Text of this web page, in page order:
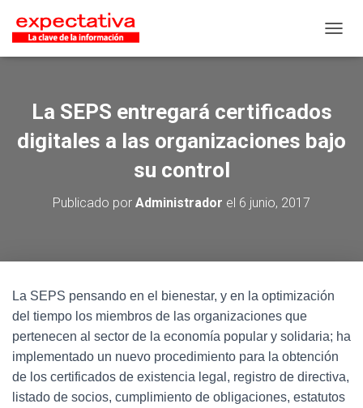
La SEPS entregará certificados
digitales a las organizaciones bajo
su control
Publicado por Administrador el 6 junio, 2017
La SEPS pensando en el bienestar, y en la optimización
del tiempo los miembros de las organizaciones que
pertenecen al sector de la economía popular y solidaria; ha
implementado un nuevo procedimiento para la obtención
de los certificados de existencia legal, registro de directiva,
listado de socios, cumplimiento de obligaciones, estatutos